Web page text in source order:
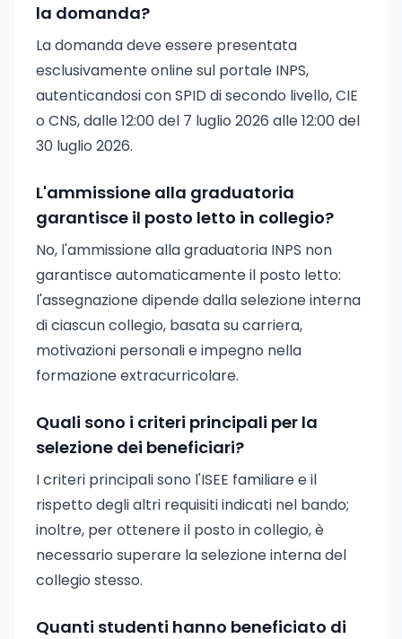
la domanda?
La domanda deve essere presentata
esclusivamente online sul portale INPS,
autenticandosi con SPID di secondo livello, CIE
o CNS, dalle 12:00 del 7 luglio 2026 alle 12:00 del
30 luglio 2026.
L'ammissione alla graduatoria
garantisce il posto letto in collegio?
No, l'ammissione alla graduatoria INPS non
garantisce automaticamente il posto letto:
l'assegnazione dipende dalla selezione interna
di ciascun collegio, basata su carriera,
motivazioni personali e impegno nella
formazione extracurricolare.
Quali sono i criteri principali per la
selezione dei beneficiari?
I criteri principali sono l'ISEE familiare e il
rispetto degli altri requisiti indicati nel bando;
inoltre, per ottenere il posto in collegio, è
necessario superare la selezione interna del
collegio stesso.
Quanti studenti hanno beneficiato di